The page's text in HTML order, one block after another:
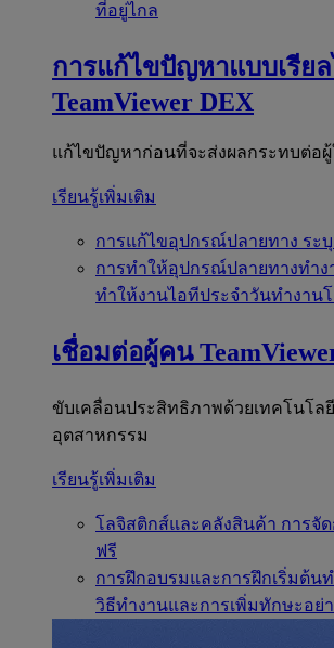
ที่อยู่ไกล
การแก้ไขปัญหาแบบเรีย
TeamViewer DEX
แก้ไขปัญหาก่อนที่จะส่งผลกระทบต่อผู้
เรียนรู้เพิ่มเติม
การแก้ไขอุปกรณ์ปลายทาง ระ
การทำให้อุปกรณ์ปลายทางทำ
ทำให้งานไอทีประจำวันทำงาน
เชื่อมต่อผู้คน
ขับเคลื่อนประสิทธิภาพด้วยเทคโนโล
อุตสาหกรรม
เรียนรู้เพิ่มเติม
โลจิสติกส์และคลังสินค้า การจั
ฟรี
การฝึกอบรมและการฝึกเริ่มต้น
วิธีทำงานและการเพิ่มทักษะอย่า